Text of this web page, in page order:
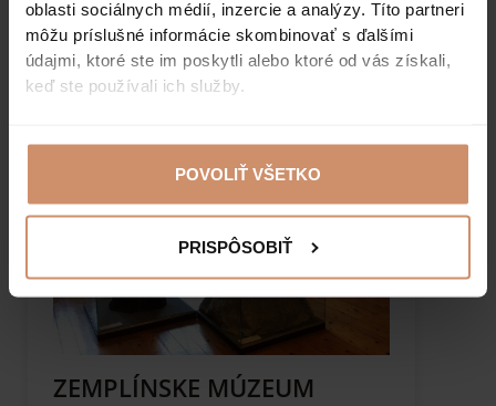
oblasti sociálnych médií, inzercie a analýzy. Títo partneri
môžu príslušné informácie skombinovať s ďalšími
údajmi, ktoré ste im poskytli alebo ktoré od vás získali,
keď ste používali ich služby.
POVOLIŤ VŠETKO
PRISPÔSOBIŤ
ZEMPLÍNSKE MÚZEUM